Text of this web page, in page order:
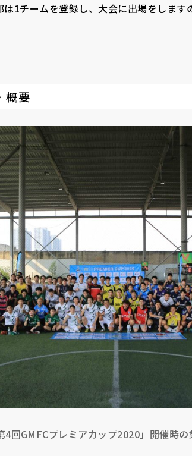
は1チームを登録し、大会に出場をします
概要
4回GMFCプレミアカップ2020」開催時